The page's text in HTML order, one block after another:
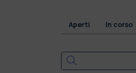
Aperti In corso